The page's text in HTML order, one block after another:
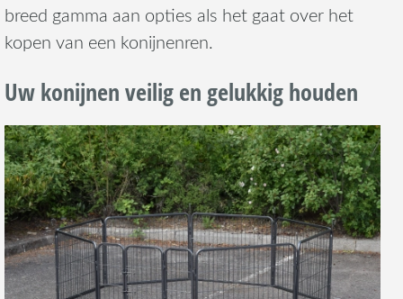
breed gamma aan opties als het gaat over het
kopen van een konijnenren.
Uw konijnen veilig en gelukkig houden